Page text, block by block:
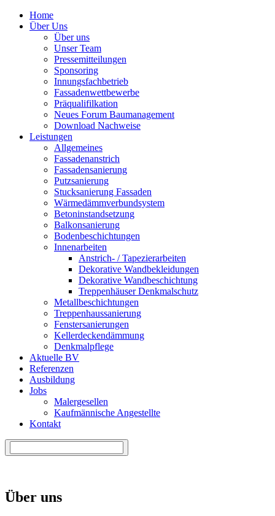
Home
Über Uns
Über uns
Unser Team
Pressemitteilungen
Sponsoring
Innungsfachbetrieb
Fassadenwettbewerbe
Präqualifilkation
Neues Forum Baumanagement
Download Nachweise
Leistungen
Allgemeines
Fassadenanstrich
Fassadensanierung
Putzsanierung
Stucksanierung Fassaden
Wärmedämmverbundsystem
Betoninstandsetzung
Balkonsanierung
Bodenbeschichtungen
Innenarbeiten
Anstrich- / Tapezierarbeiten
Dekorative Wandbekleidungen
Dekorative Wandbeschichtung
Treppenhäuser Denkmalschutz
Metallbeschichtungen
Treppenhaussanierung
Fenstersanierungen
Kellerdeckendämmung
Denkmalpflege
Aktuelle BV
Referenzen
Ausbildung
Jobs
Malergesellen
Kaufmännische Angestellte
Kontakt
Über uns